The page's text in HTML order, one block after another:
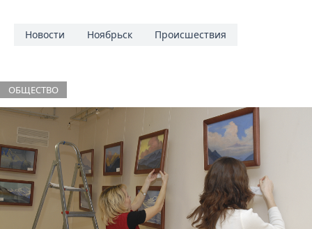
Новости Ноябрьск Происшествия
ОБЩЕСТВО